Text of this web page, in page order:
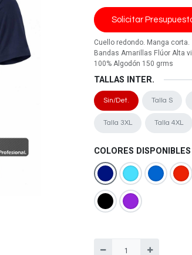
Solicitar
Cuello redondo. Manga corta.
Bandas Amarillas Flúor Alta
100% Algodón 150 grms
TALLAS INTER.
Sin/Det. Talla S
Talla 3XL Talla 4XL
COLORES DISPONIBLES